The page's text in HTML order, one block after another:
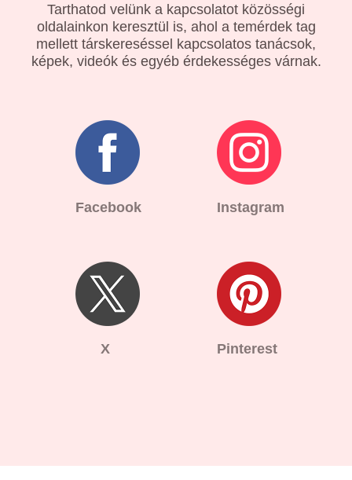
Tarthatod velünk a kapcsolatot közösségi
oldalainkon keresztül is, ahol a temérdek tag
mellett társkereséssel kapcsolatos tanácsok,
képek, videók és egyéb érdekességes várnak.
Facebook Instagram
X Pinterest